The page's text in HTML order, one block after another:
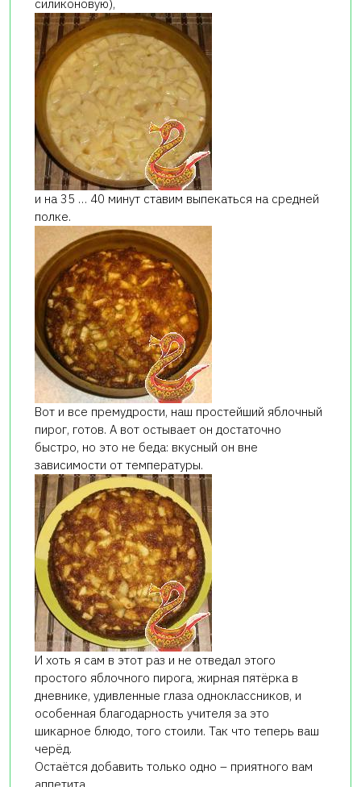
силиконовую),
и на 35 … 40 минут ставим выпекаться на средней
полке.
Вот и все премудрости, наш простейший яблочный
пирог, готов. А вот остывает он достаточно
быстро, но это не беда: вкусный он вне
зависимости от температуры.
И хоть я сам в этот раз и не отведал этого
простого яблочного пирога, жирная пятёрка в
дневнике, удивленные глаза одноклассников, и
особенная благодарность учителя за это
шикарное блюдо, того стоили. Так что теперь ваш
черёд.
Остаётся добавить только одно – приятного вам
аппетита.